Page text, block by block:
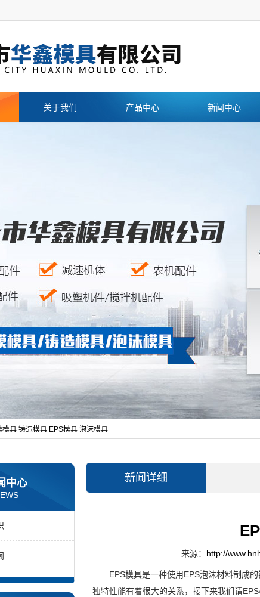
关于我们 产品中心 新闻中心
模具 铸造模具 EPS模具 泡沫模具
中心 新闻详细
来源： http://
EPS模具是一种使用EPS泡沫材料制成的
独特性能有着很大的关系，接下来我们请